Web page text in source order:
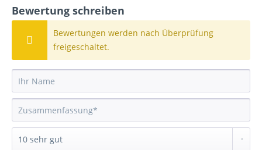
Bewertung schreiben
Bewertungen werden nach Überprüfung
freigeschaltet.